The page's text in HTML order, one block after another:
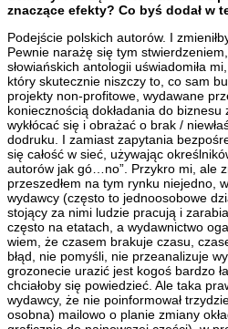
znaczące efekty? Co byś dodał w
Podejście polskich autorów. I
Pewnie narażę się tym
słowiańskich antologii uświadomiła
który skutecznie niszczy to, co sam
projekty non-profitowe, wydawane
koniecznością dokładania do biznesu
wykłócać się i obrażać o brak /
dodruku. I zamiast zapytania
się całość w sieć, używając
autorów jak gó…no”. Przykro mi, ale
przeszedłem na tym rynku niejedno,
wydawcy (często to jednoosobowe
stojący za nimi ludzie pracują i
często na etatach, a wydawnictwo
wiem, że czasem brakuje czasu,
błąd, nie pomyśli, nie przeanalizuje
grozonecie urazić jest kogoś bardzo
chciałoby się powiedzieć. Ale taka
wydawcy, że nie poinformował
osobna) mailowo o planie zmiany